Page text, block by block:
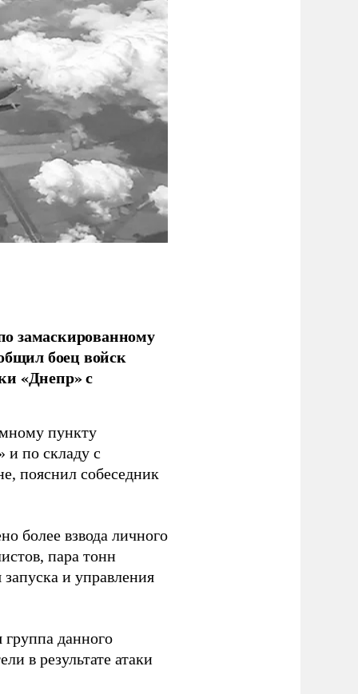
замаскированному
боец войск
«Днепр» с
пункту
и по складу с
пояснил собеседник
более взвода личного
пара тонн
и управления
данного
в результате атаки